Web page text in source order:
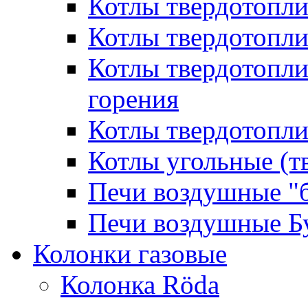
Котлы
Котлы
горения
Котлы
Котлы угольные
Печи воздушные
Печи воздушные
Колонки газовые
Колонка Rӧda